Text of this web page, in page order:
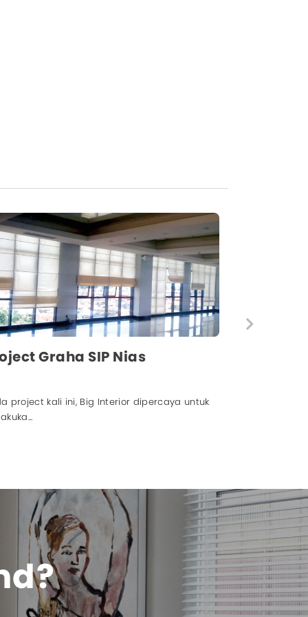
Project Graha SIP Nias
project kali ini, Big Interior dipercaya untuk